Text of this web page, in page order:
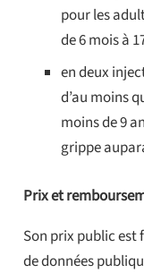
pour les
de 6 mois à
en deux
d’au moins
moins de 9
grippe
Prix et
Son prix public est
de données